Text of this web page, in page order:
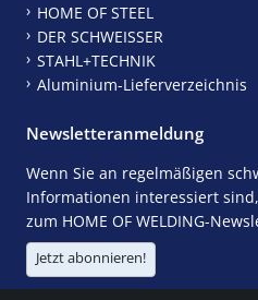
HOME OF STEEL
DER SCHWEISSER
STAHL+TECHNIK
Aluminium-Lieferverzeichnis
Newsletteranmeldung
Wenn Sie an regelmäßigen
Informationen interessiert
zum HOME OF WELDING-
Jetzt abonnieren!